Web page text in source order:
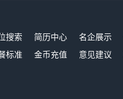
搜索 简历中心 名企展示
标准
金币充值 意见建议